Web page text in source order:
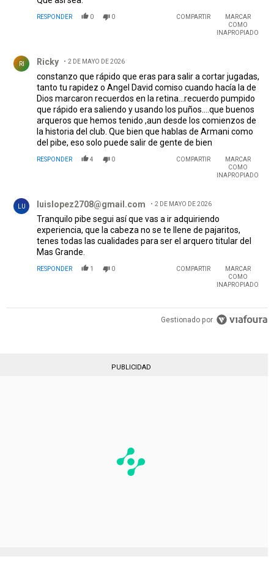
RESPONDER 0 0 COMPARTIR
MARCAR
COMO
INAPROPIADO
RI Ricky 2 DE MAYO DE 2026
constanzo que rápido que eras para salir a cortar jugadas,
tanto tu rapidez o Angel David comiso cuando hacía la de
Dios marcaron recuerdos en la retina...recuerdo pumpido
que rápido era saliendo y usando los puños....que buenos
arqueros que hemos tenido ,aun desde los comienzos de
la historia del club. Que bien que hablas de Armani como
del pibe, eso solo puede salir de gente de bien
RESPONDER 4 0 COMPARTIR
MARCAR
COMO
INAPROPIADO
LU luislopez2708@gmail.com 2 DE MAYO DE 2026
Tranquilo pibe segui así que vas a ir adquiriendo
experiencia, que la cabeza no se te llene de pajaritos,
tenes todas las cualidades para ser el arquero titular del
Mas Grande.
RESPONDER 1 0 COMPARTIR
MARCAR
COMO
INAPROPIADO
Gestionado por
PUBLICIDAD